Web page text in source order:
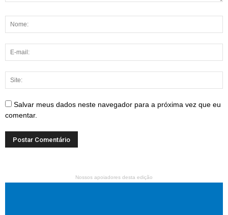
Salvar meus dados neste navegador para a próxima vez que eu
comentar.
Nossos apoiadores desta edição